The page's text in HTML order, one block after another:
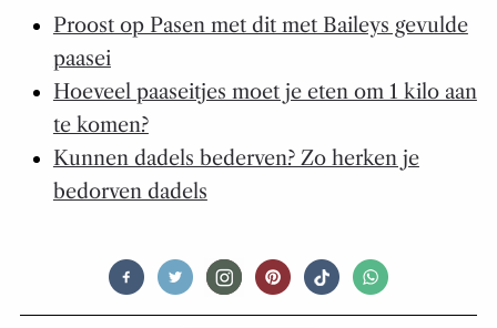
Proost op Pasen met dit met Baileys gevulde
paasei
Hoeveel paaseitjes moet je eten om 1 kilo aan
te komen?
Kunnen dadels bederven? Zo herken je
bedorven dadels